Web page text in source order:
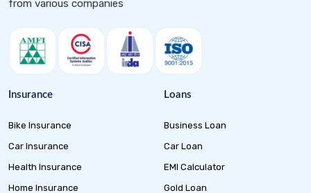
from various companies
Insurance
Bike Insurance
Car Insurance
Health Insurance
Home Insurance
Loans
Business Loan
Car Loan
EMI Calculator
Gold Loan